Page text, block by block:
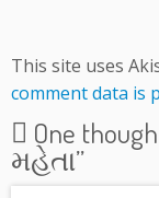
This site uses
comment data is
One
મહેતા”